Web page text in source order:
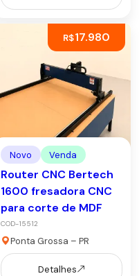
R$17.980
Novo Venda
Router CNC Bertech
1600 fresadora CNC
para corte de MDF
COD-15512
Ponta Grossa – PR
Detalhes